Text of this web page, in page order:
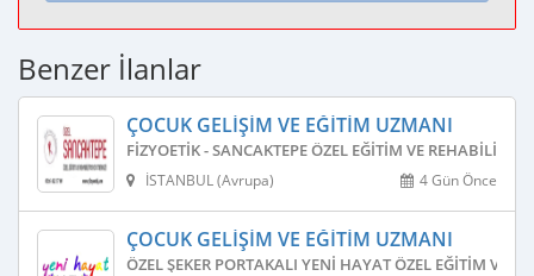
Benzer İlanlar
ÇOCUK GELIŞIM VE EĞITIM UZMANI
FIZYOETIK - SANCAKTEPE ÖZEL EĞITIM VE
4 Gün Önce
İSTANBUL (Avrupa)
ÇOCUK GELIŞIM VE EĞITIM UZMANI
ÖZEL ŞEKER PORTAKALI YENI HAYAT ÖZEL EĞITIM VE